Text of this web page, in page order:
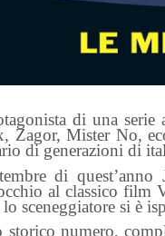
di una
Zagor, Mister No,
di generazioni di
di
al classico film
lo sceneggiatore si è
numero,